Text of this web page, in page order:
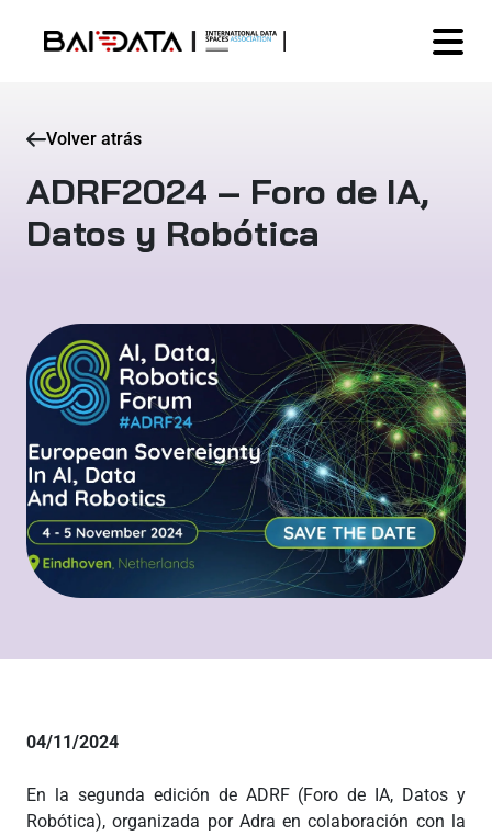
Volver atrás
ADRF2024 – Foro de IA,
Datos y Robótica
04/11/2024
En la segunda edición de ADRF (Foro de IA, Datos y
Robótica), organizada por Adra en colaboración con la